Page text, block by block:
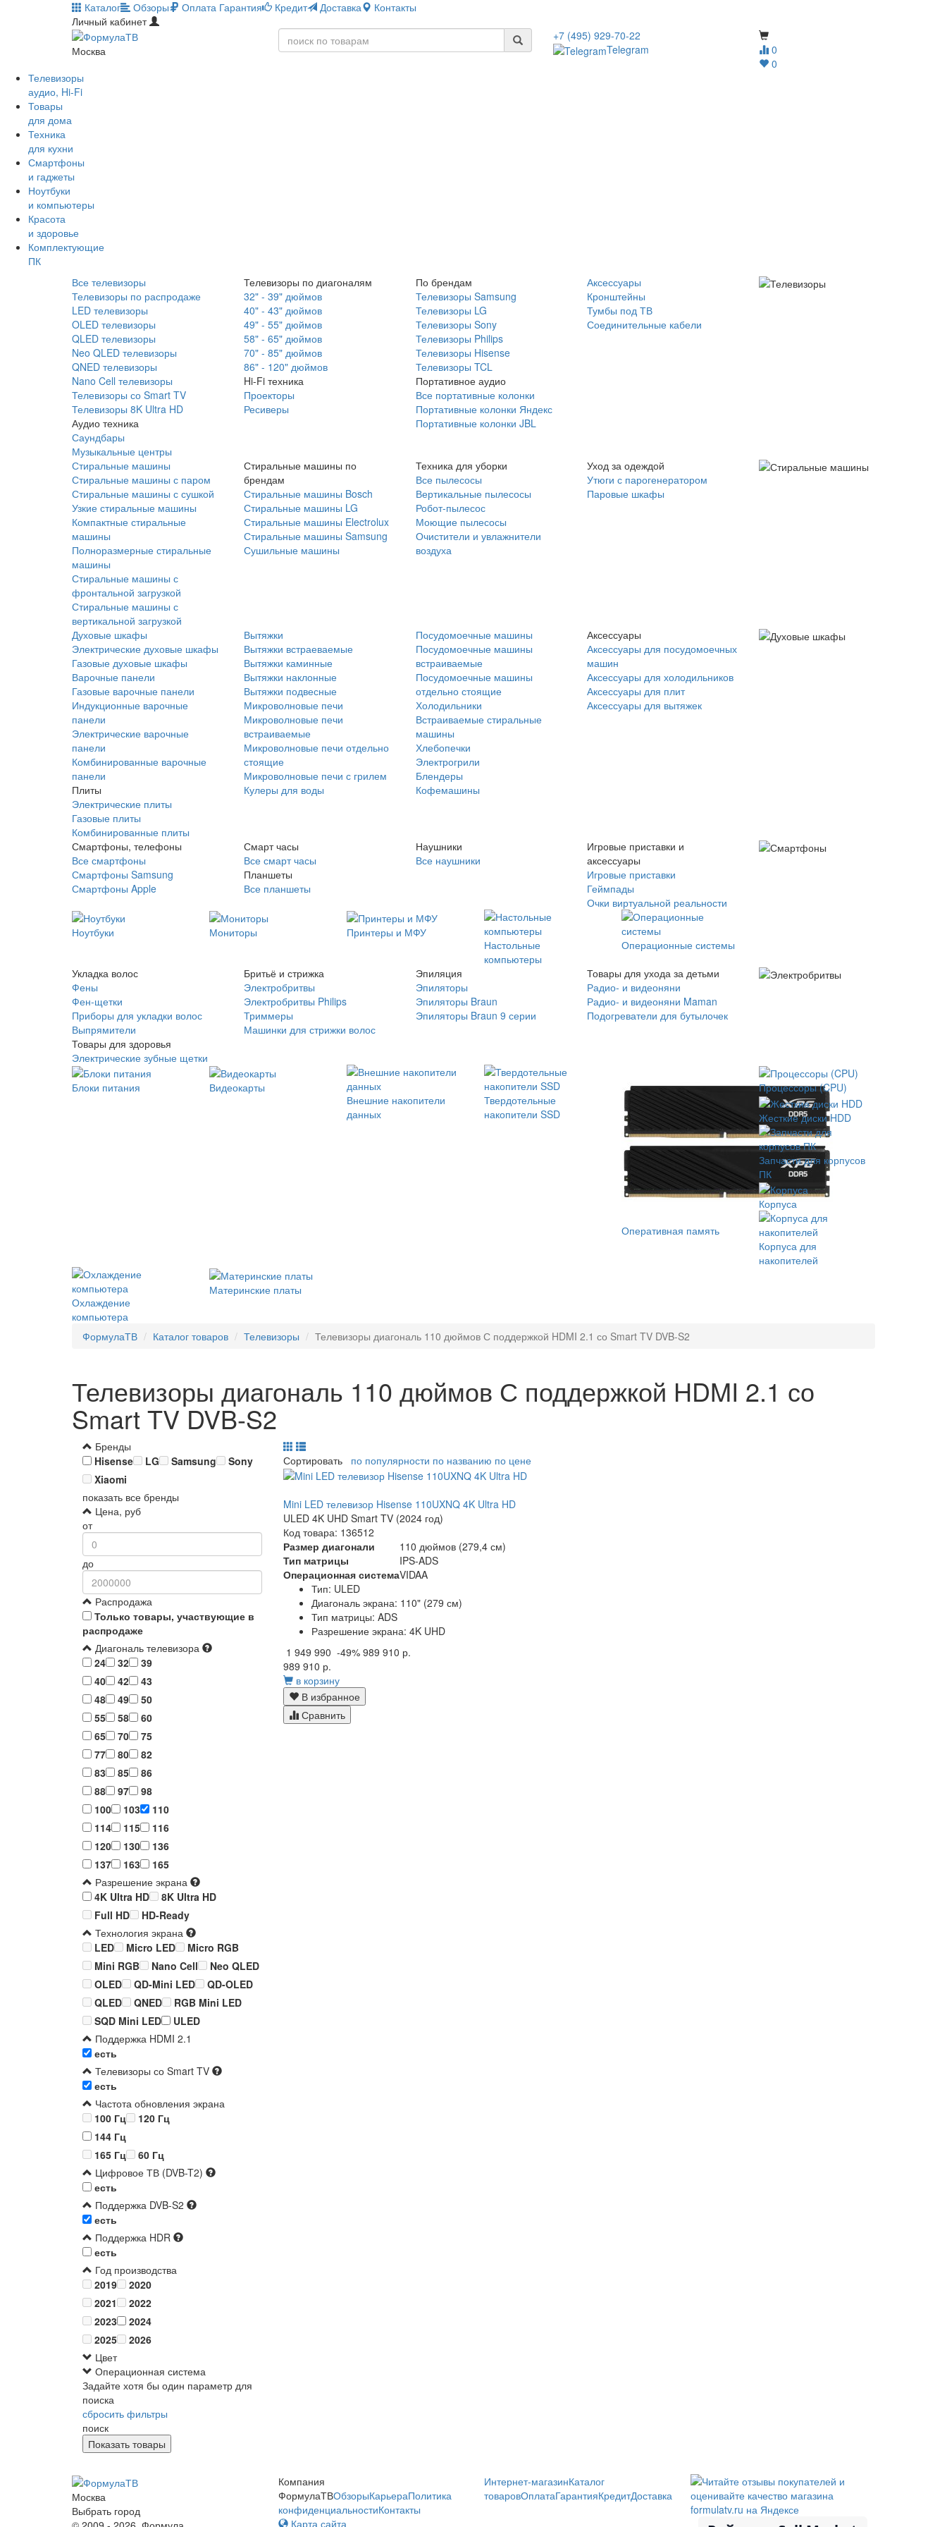
Каталог Обзоры Оплата Гарантия Кредит Доставка
Контакты
Личный кабинет
Москва
0
0
+7 (495) 929-70-22
Telegram
Телевизоры
аудио, Hi-Fi
Товары
для дома
Техника
для кухни
Смартфоны
и гаджеты
Ноутбуки
и компьютеры
Красота
и здоровье
Комплектующие
ПК
Все телевизоры
Телевизоры по распродаже
LED телевизоры
OLED телевизоры
QLED телевизоры
Neo QLED телевизоры
QNED телевизоры
Nano Cell телевизоры
Телевизоры со Smart TV
Телевизоры 8K Ultra HD
Аудио техника
Саундбары
Музыкальные центры
Телевизоры по диагоналям
32" - 39" дюймов
40" - 43" дюймов
49" - 55" дюймов
58" - 65" дюймов
70" - 85" дюймов
86" - 120" дюймов
Hi-Fi техника
Проекторы
Ресиверы
По брендам
Телевизоры Samsung
Телевизоры LG
Телевизоры Sony
Телевизоры Philips
Телевизоры Hisense
Телевизоры TCL
Портативное аудио
Все портативные колонки
Портативные колонки Яндекс
Портативные колонки JBL
Аксессуары
Кронштейны
Тумбы под ТВ
Соединительные кабели
Стиральные машины
Стиральные машины с паром
Стиральные машины с сушкой
Узкие стиральные машины
Компактные стиральные
машины
Полноразмерные стиральные
машины
Стиральные машины с
фронтальной загрузкой
Стиральные машины с
вертикальной загрузкой
Стиральные машины по
брендам
Стиральные машины Bosch
Стиральные машины LG
Стиральные машины Electrolux
Стиральные машины Samsung
Сушильные машины
Техника для уборки
Все пылесосы
Вертикальные пылесосы
Робот-пылесос
Моющие пылесосы
Очистители и увлажнители
воздуха
Уход за одеждой
Утюги с парогенератором
Паровые шкафы
Духовые шкафы
Электрические духовые шкафы
Газовые духовые шкафы
Варочные панели
Газовые варочные панели
Индукционные варочные
панели
Электрические варочные
панели
Комбинированные варочные
панели
Плиты
Электрические плиты
Газовые плиты
Комбинированные плиты
Вытяжки
Вытяжки встраеваемые
Вытяжки каминные
Вытяжки наклонные
Вытяжки подвесные
Микроволновые печи
Микроволновые печи
встраиваемые
Микроволновые печи отдельно
стоящие
Микроволновые печи с грилем
Кулеры для воды
Посудомоечные машины
Посудомоечные машины
встраиваемые
Посудомоечные машины
отдельно стоящие
Холодильники
Встраиваемые стиральные
машины
Хлебопечки
Электрогрили
Блендеры
Кофемашины
Аксессуары
Аксессуары для посудомоечных
машин
Аксессуары для холодильников
Аксессуары для плит
Аксессуары для вытяжек
Смартфоны, телефоны
Все смартфоны
Смартфоны Samsung
Смартфоны Apple
Смарт часы
Все смарт часы
Планшеты
Все планшеты
Наушники
Все наушники
Игровые приставки и
аксессуары
Игровые приставки
Геймпады
Очки виртуальной реальности
Ноутбуки Мониторы
Принтеры и МФУ
Настольные
компьютеры
Операционные системы
Укладка волос
Фены
Фен-щетки
Приборы для укладки волос
Выпрямители
Товары для здоровья
Электрические зубные щетки
Бритьё и стрижка
Электробритвы
Электробритвы Philips
Триммеры
Машинки для стрижки волос
Эпиляция
Эпиляторы
Эпиляторы Braun
Эпиляторы Braun 9 серии
Товары для ухода за детьми
Радио- и видеоняни
Радио- и видеоняни Maman
Подогреватели для бутылочек
Блоки питания
Видеокарты
Внешние накопители
данных
Твердотельные
накопители SSD
Оперативная память
Процессоры (CPU)
Жесткие диски HDD
Запчасти для корпусов
ПК
Корпуса
Корпуса для
накопителей
Охлаждение
компьютера
Материнские платы
ФормулаТВ Каталог товаров Телевизоры Телевизоры диагональ 110 дюймов С поддержкой HDMI 2.1 со Smart TV DVB-S2
Телевизоры диагональ 110 дюймов С поддержкой HDMI 2.1 со
Smart TV DVB-S2
Бренды
Hisense
LG Samsung
Sony
Xiaomi
показать все бренды
Цена, руб
от
до
Распродажа
Только товары, участвующие в
распродаже
Диагональ телевизора
24
32
39
40
42
43
48
49
50
55
58
60
65
70
75
77
80
82
83
85
86
88
97
98
100
103
110
114
115
116
120
130
136
137
163
165
Разрешение экрана
4K Ultra HD
8K Ultra HD
Full HD
HD-Ready
Технология экрана
LED
Micro LED
Micro RGB
Mini RGB
Nano Cell
Neo QLED
OLED
QD-Mini LED
QD-OLED
QLED
QNED
RGB Mini LED
SQD Mini LED
ULED
Поддержка HDMI 2.1
есть
Телевизоры со Smart TV
есть
Частота обновления экрана
100 Гц
120 Гц
144 Гц
165 Гц
60 Гц
Цифровое ТВ (DVB-T2)
есть
Поддержка DVB-S2
есть
Поддержка HDR
есть
Год производства
2019
2020
2021
2022
2023
2024
2025
2026
Цвет
Операционная система
Задайте хотя бы один параметр для
поиска
сбросить фильтры
поиск
Сортировать по популярности по названию по цене
Mini LED телевизор Hisense 110UXNQ 4K Ultra HD
ULED 4K UHD Smart TV (2024 год)
Код товара: 136512
Размер диагонали
110 дюймов (279,4 см)
Тип матрицы
IPS-ADS
Операционная системаVIDAA
Тип: ULED
Диагональ экрана: 110" (279 см)
Тип матрицы: ADS
Разрешение экрана: 4K UHD
1 949 990 -49% 989 910 р.
989 910 р.
в корзину
В избранное
Сравнить
Москва
Выбрать город
Компания
ФормулаТВОбзорыКарьераПолитика
конфиденциальностиКонтакты
Интернет-магазинКаталог
товаровОплатаГарантияКредитДоставка
Карта сайта